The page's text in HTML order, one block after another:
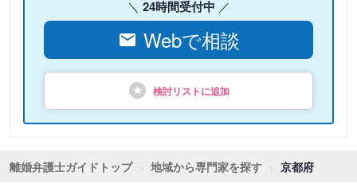
24時間受付中
Webで相談
検討リストに追加
離婚弁護士ガイドトップ 地域から専門家を探す 京都府